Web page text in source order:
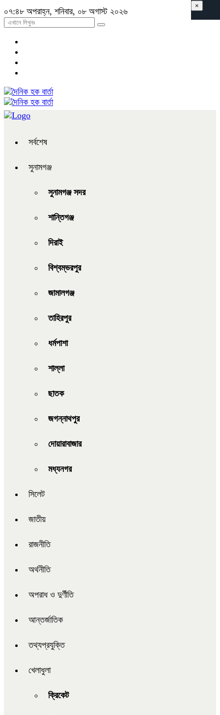
০৭:৪৮ অপরাহ্ন, শনিবার, ০৮ অগাস্ট ২০২৬
সর্বশেষ
সুনামগঞ্জ
সুনামগঞ্জ সদর
শান্তিগঞ্জ
দিরাই
বিশ্বম্ভরপুর
জামালগঞ্জ
তাহিরপুর
ধর্মপাশা
শাল্লা
ছাতক
জগন্নাথপুর
দোয়ারাবাজার
মধ্যনগর
সিলেট
জাতীয়
রাজনীতি
অর্থনীতি
অপরাধ ও দুর্ণীতি
আন্তর্জাতিক
তথ্যপ্রযুক্তি
খেলাধুলা
ক্রিকেট
×